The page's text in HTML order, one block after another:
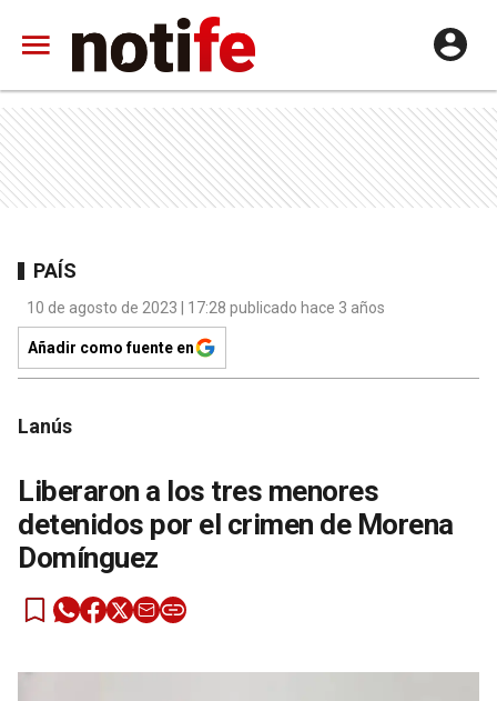
PAÍS
10 de agosto de 2023 | 17:28 publicado hace 3 años
Añadir como fuente en
Lanús
Liberaron a los tres menores
detenidos por el crimen de Morena
Domínguez